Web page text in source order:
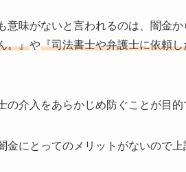
意味がないと言われるのは、闇金
。』や『司法書士や弁護士に依頼
介入をあらかじめ防ぐことが目的
金にとってのメリットがないので